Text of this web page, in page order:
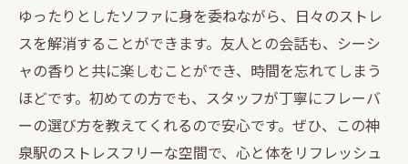
ゆったりとしたソファに身を委ねながら、日々のストレ
スを解消することができます。友人との会話も、シーシ
ャの香りと共に楽しむことができ、時間を忘れてしまう
ほどです。初めての方でも、スタッフが丁寧にフレーバ
ーの選び方を教えてくれるので安心です。ぜひ、この神
泉駅のストレスフリーな空間で、心と体をリフレッシュ